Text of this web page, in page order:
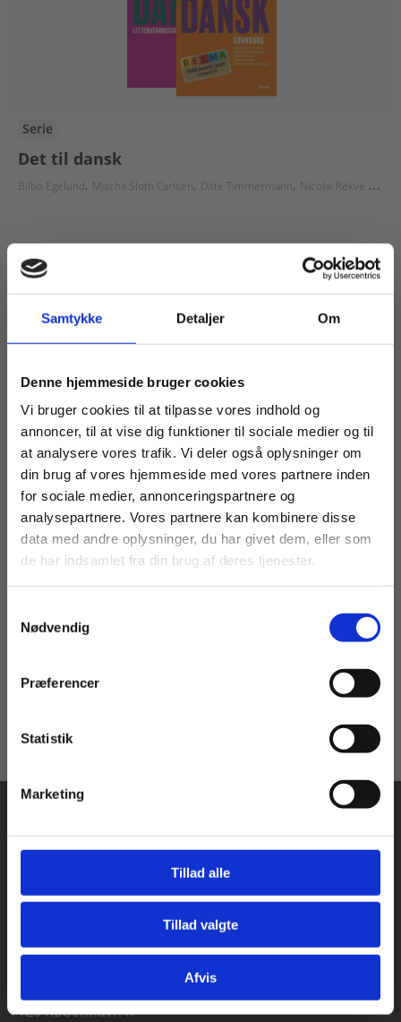
Samtykke Detaljer Om
Denne hjemmeside bruger cookies
Vi bruger cookies til at tilpasse vores indhold og
annoncer, til at vise dig funktioner til sociale medier og til
at analysere vores trafik. Vi deler også oplysninger om
din brug af vores hjemmeside med vores partnere inden
for sociale medier, annonceringspartnere og
analysepartnere. Vores partnere kan kombinere disse
data med andre oplysninger, du har givet dem, eller som
de har indsamlet fra din brug af deres tjenester.
Nødvendig
Præferencer
Statistik
Marketing
Tillad alle
Tillad valgte
Afvis
Serie
Det til dansk
Bilbo Egelund Mischa Sloth Carlsen Ditte Timmermann Nicolai Rekve Eriksen
Fra
25,00 KR.
Flergangsbog
Det til dansk – Kanon-antologi
Kamilla Löfström
1120 København K
Køb læremidler og find masterclasses mm.
Fortsæt som:
For privatkunder og
studerende. Du får
vist priser inkl.
For institutioner og
virksomheder. Du
får vist priser ekskl.
Gå til praxisOnline